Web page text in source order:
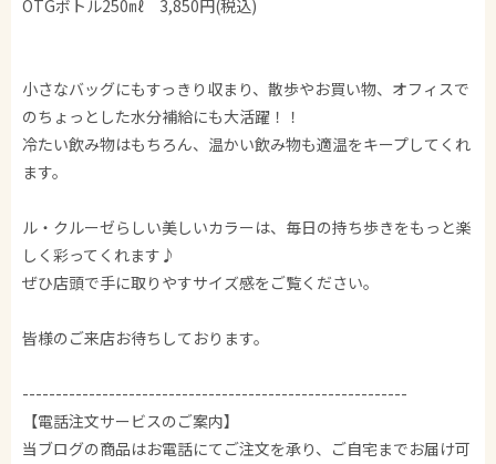
OTGボトル250㎖ 3,850円(税込)
小さなバッグにもすっきり収まり、散歩やお買い物、オフィスで
のちょっとした水分補給にも大活躍！！
冷たい飲み物はもちろん、温かい飲み物も適温をキープしてくれ
ます。
ル・クルーゼらしい美しいカラーは、毎日の持ち歩きをもっと楽
しく彩ってくれます♪
ぜひ店頭で手に取りやすサイズ感をご覧ください。
皆様のご来店お待ちしております。
----------------------------------------------------------
【電話注文サービスのご案内】
当ブログの商品はお電話にてご注文を承り、ご自宅までお届け可